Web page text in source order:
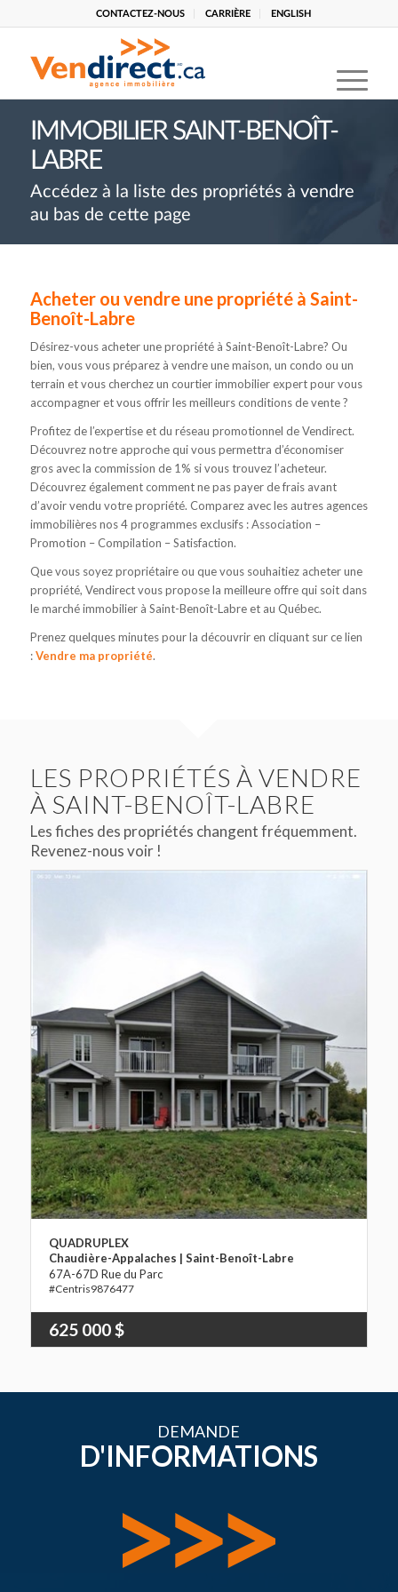
CONTACTEZ-NOUS CARRIÈRE ENGLISH
IMMOBILIER SAINT-BENOÎT-
LABRE
Accédez à la liste des propriétés à vendre
au bas de cette page
Acheter ou vendre une propriété à Saint-
Benoît-Labre
Désirez-vous acheter une propriété à Saint-Benoît-Labre? Ou
bien, vous vous préparez à vendre une maison, un condo ou un
terrain et vous cherchez un courtier immobilier expert pour vous
accompagner et vous offrir les meilleurs conditions de vente ?
Profitez de l’expertise et du réseau promotionnel de Vendirect.
Découvrez notre approche qui vous permettra d’économiser
gros avec la commission de 1% si vous trouvez l’acheteur.
Découvrez également comment ne pas payer de frais avant
d’avoir vendu votre propriété. Comparez avec les autres agences
immobilières nos 4 programmes exclusifs : Association –
Promotion – Compilation – Satisfaction.
Que vous soyez propriétaire ou que vous souhaitiez acheter une
propriété, Vendirect vous propose la meilleure offre qui soit dans
le marché immobilier à Saint-Benoît-Labre et au Québec.
Prenez quelques minutes pour la découvrir en cliquant sur ce lien
:Vendre ma propriété.
LES PROPRIÉTÉS À VENDRE
À SAINT-BENOÎT-LABRE
Les fiches des propriétés changent fréquemment.
Revenez-nous voir !
QUADRUPLEX
Chaudière-Appalaches | Saint-Benoît-Labre
67A-67D Rue du Parc
9876477
625 000 $
DEMANDE
D'INFORMATIONS